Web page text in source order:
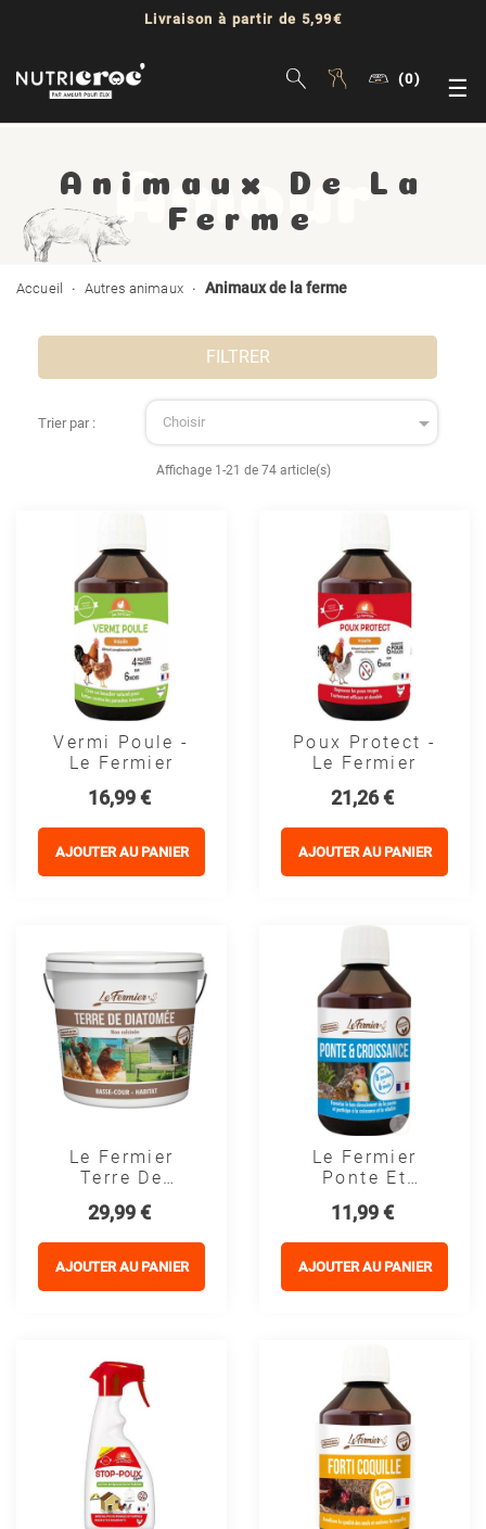
Livraison à partir de 5,99€
(0) ☰
Animaux De La
Ferme
Accueil Autres animaux Animaux de la ferme
FILTRER
Trier par : Choisir 
Affichage 1-21 de 74 article(s)
Vermi Poule -
Le Fermier
Prix
16,99 €
AJOUTER AU PANIER
Poux Protect -
Le Fermier
Prix
21,26 €
AJOUTER AU PANIER
Le Fermier
Terre De
Alimentaire
Prix
29,99 €
AJOUTER AU PANIER
Le Fermier
Ponte Et
Prix
11,99 €
AJOUTER AU PANIER